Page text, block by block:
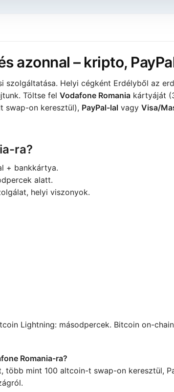
azonnal – kripto,
Helyi cégként Erdélyből az
Töltse fel Vodafone Romaniakártyáját
swap-on keresztül), PayPal-lalvagy Visa/
ra?
+ bankkártya.
alatt.
helyi viszonyok.
Lightning: másodpercek. Bitcoin on-
Romania-ra?
több mint 100 altcoin-t swap-on keresztül,